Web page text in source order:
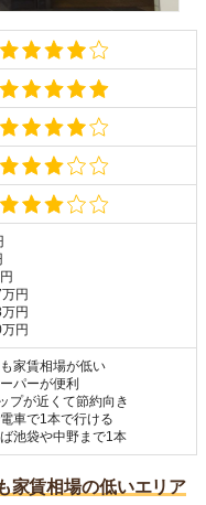
円
円
円
家賃相場が低い
パーが便利
プが近くて節約向き
車で1本で行ける
池袋や中野まで1本
家賃相場の低いエリア